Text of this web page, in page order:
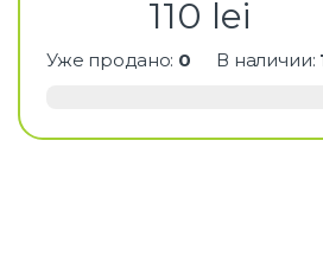
110 lei
Уже продано: 0 В наличии: